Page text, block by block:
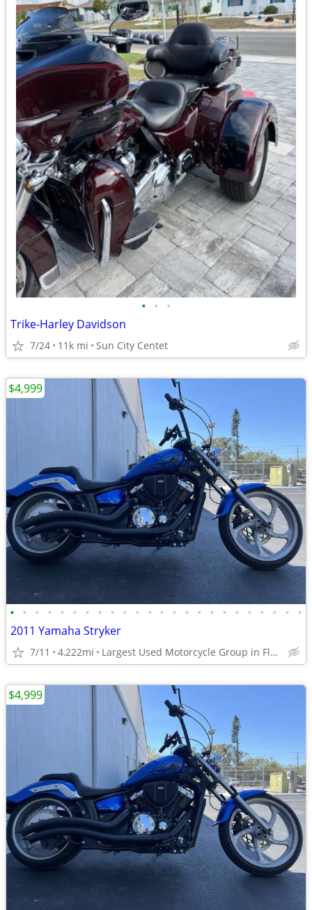
• • •
Trike-Harley Davidson
7/24 11k mi Sun City Centet
• • • • • • • • • • • • • • • • • • • • • • • •
2011 Yamaha Stryker
7/11 4,222mi Largest Used Motorcycle Group in Florida
$4,999
$4,999